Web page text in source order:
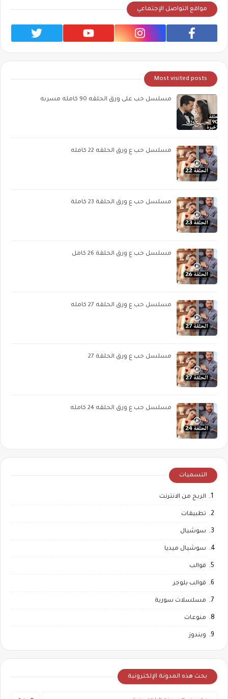
مواقع التواصل الإجتماعي
Most visited posts
مسلسل حب على ورق الحلقه 90 كامله مسربه
مسلسل حب ع ورق الحلقه 22 كامله
مسلسل حب ع ورق الحلقة 23 كاملة
مسلسل حب ع ورق الحلقة 26 كامل
مسلسل حب ع ورق الحلقه 27 كامله
مسلسل حب ع ورق الحلقة 27
مسلسل حب ع ورق الحلقه 24 كامله
التسميات
الربح من الانترنت
تطبيقات
سوشيال
سوشيال ميديا
قوالب
قوالب بلوجر
مسلسلات سورية
منوعات
ويندوز
بحث هذه المدونة الإلكترونية